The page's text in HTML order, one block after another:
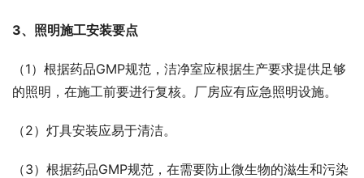
3、照明施工安装要点
（1）根据药品GMP规范，洁净室应根据生产要求提供足够
的照明，在施工前要进行复核。厂房应有应急照明设施。
（2）灯具安装应易于清洁。
（3）根据药品GMP规范，在需要防止微生物的滋生和污染